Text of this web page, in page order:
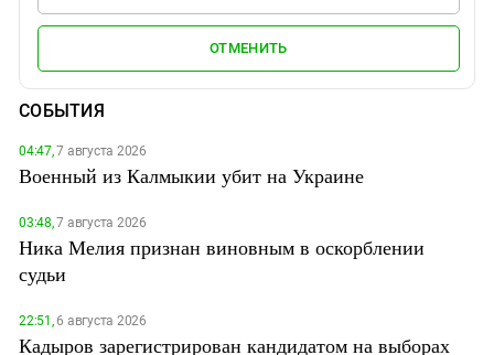
ОТМЕНИТЬ
СОБЫТИЯ
04:47,7 августа 2026
Военный из Калмыкии убит на Украине
03:48,7 августа 2026
Ника Мелия признан виновным в оскорблении
судьи
22:51,6 августа 2026
Кадыров зарегистрирован кандидатом на выборах